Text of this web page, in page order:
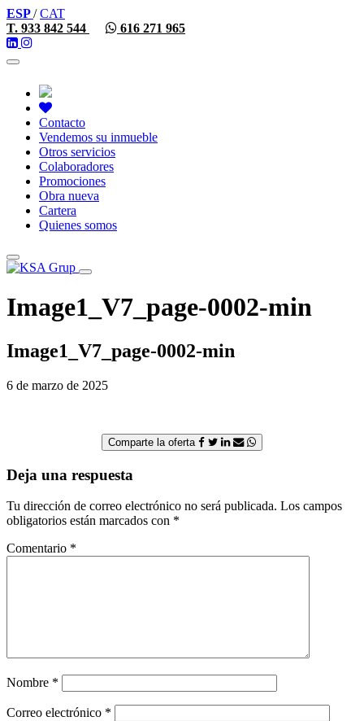
ESP/CAT
T. 933 842 544
616 271 965
Toggle
Contacto
Vendemos su inmueble
Otros servicios
Colaboradores
Promociones
Obra nueva
Cartera
Quienes somos
Toggle
navigation
Image1_V7_page-0002-min
Image1_V7_page-0002-min
6 de marzo de 2025
Comparte la oferta
Deja una respuesta
Tu dirección de correo electrónico no será publicada. Los campos
obligatorios están marcados con *
Comentario *
Nombre *
Correo electrónico *